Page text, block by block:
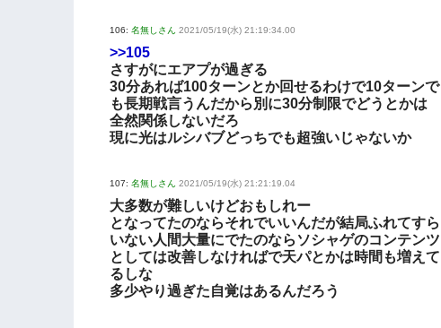
106: 名無しさん 2021/05/19(水) 21:19:34.00
>>105
さすがにエアプが過ぎる
30分あれば100ターンとか回せるわけで10ターンで
も長期戦言うんだから別に30分制限でどうとかは
全然関係しないだろ
現に光はルシバブどっちでも超強いじゃないか
107: 名無しさん 2021/05/19(水) 21:21:19.04
大多数が難しいけどおもしれー
となってたのならそれでいいんだが結局ふれてすら
いない人間大量にでたのならソシャゲのコンテンツ
としては改善しなければで天パとかは時間も増えて
るしな
多少やり過ぎた自覚はあるんだろう